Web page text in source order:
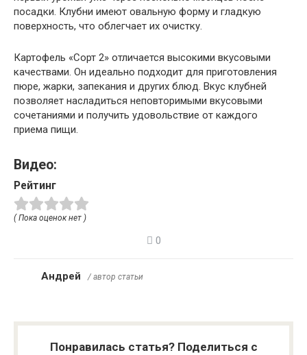
посадки. Клубни имеют овальную форму и гладкую
поверхность, что облегчает их очистку.
Картофель «Сорт 2» отличается высокими вкусовыми
качествами. Он идеально подходит для приготовления
пюре, жарки, запекания и других блюд. Вкус клубней
позволяет насладиться неповторимыми вкусовыми
сочетаниями и получить удовольствие от каждого
приема пищи.
Видео:
Рейтинг
( Пока оценок нет )
0
Андрей / автор статьи
Понравилась статья? Поделиться с